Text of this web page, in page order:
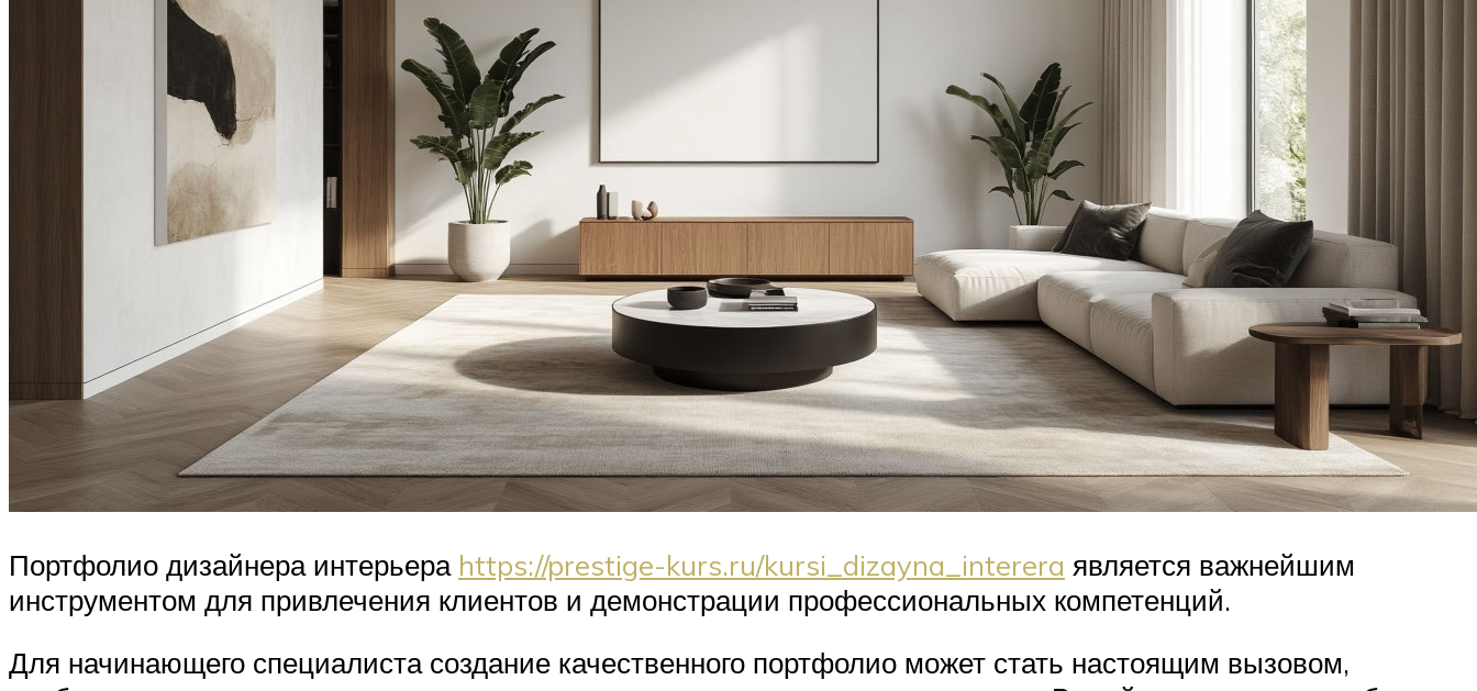
Портфолио дизайнера интерьера https://prestige-kurs.ru/kursi_dizayna_interera является важнейшим
инструментом для привлечения клиентов и демонстрации профессиональных компетенций.
Для начинающего специалиста создание качественного портфолио может стать настоящим вызовом,